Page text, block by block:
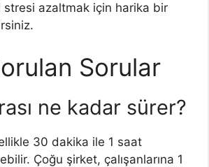
stresi azaltmak için harika bir
Sorular
ne kadar sürer?
30 dakika ile 1 saat
Çoğu şirket, çalışanlarına 1